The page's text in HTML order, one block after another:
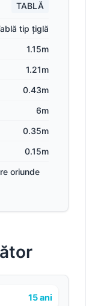
TABLĂ
tip țiglă
1.15m
1.21m
0.43m
6m
0.35m
0.15m
oriunde
15 ani